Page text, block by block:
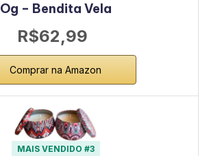
Og – Bendita Vela
R$62,99
Comprar na Amazon
MAIS VENDIDO #3